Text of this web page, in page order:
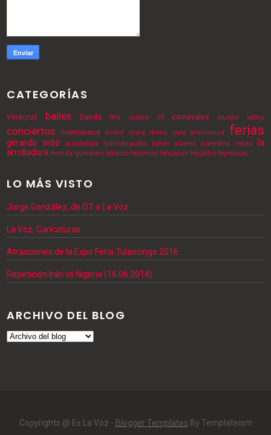
CATEGORÍAS
Veracruz bailes banda ms calibre 50 carnavales ciudad valles
conciertos cuernavaca doctor mora domo care emmanuel ferias
gerardo ortiz guadalupe huimanguillo julion alvarez juventino rosas
la
arrolladora merida queretaro tabasco tecamac tehuacan tejupilco tepetlixpa
LO MÁS VISTO
Jorge González, de OT a La Voz
La Voz: Caricaturas
Atracciones de la Expo Feria Tulancingo 2016
Repetición Irán vs Nigeria (16.06.2014)
ARCHIVO DEL BLOG
Copyrights @ Es La Voz - Blogger Templates By Templateism